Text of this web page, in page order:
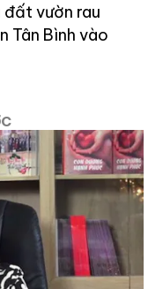
đất vườn rau
Tân Bình vào